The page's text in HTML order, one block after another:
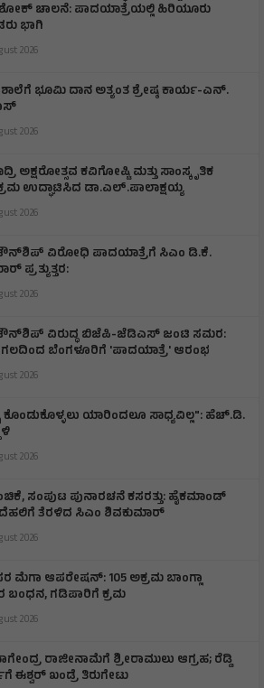
ಚಾಲನೆ: ಪಾದಯಾತ್ರೆಯಲ್ಲಿ ಹಿರಿಯೂರು
ಭಾಗಿ
2026
ಭೂಮಿ ದಾನ ಅತ್ಯಂತ ಶ್ರೇಷ್ಠ ಕಾರ್ಯ-ಎನ್.
2026
ಅಕ್ಷರೋತ್ಸವ ಕವಿಗೋಷ್ಟಿ ಮತ್ತು ಸಾಂಸ್ಕೃತಿಕ
ಉದ್ಘಾಟಿಸಿದ ಡಾ.ಎಲ್.ಪಾಲಾಕ್ಷಯ್ಯ
2026
ವಿರೋಧಿ ಪಾದಯಾತ್ರೆಗೆ ಸಿಎಂ ಡಿ.ಕೆ.
ಪ್ರತ್ಯುತ್ತರ:
2026
ವಿರುದ್ಧ ಬಿಜೆಪಿ-ಜೆಡಿಎಸ್ ಜಂಟಿ ಸಮರ:
ಬೆಂಗಳೂರಿಗೆ 'ಪಾದಯಾತ್ರೆ' ಆರಂಭ
2026
ಕೊಂಡುಕೊಳ್ಳಲು ಯಾರಿಂದಲೂ ಸಾಧ್ಯವಿಲ್ಲ": ಹೆಚ್.ಡಿ.
2026
ಸಂಪುಟ ಪುನಾರಚನೆ ಕಸರತ್ತು: ಹೈಕಮಾಂಡ್
ತೆರಳಿದ ಸಿಎಂ ಶಿವಕುಮಾರ್
2026
ಮೆಗಾ ಆಪರೇಷನ್: 105 ಅಕ್ರಮ ಬಾಂಗ್ಲಾ
ಬಂಧನ, ಗಡಿಪಾರಿಗೆ ಕ್ರಮ
2026
ರಾಜೀನಾಮೆಗೆ ಶ್ರೀರಾಮುಲು ಆಗ್ರಹ; ರೆಡ್ಡಿ
ಈಶ್ವರ್ ಖಂಡ್ರೆ ತಿರುಗೇಟು